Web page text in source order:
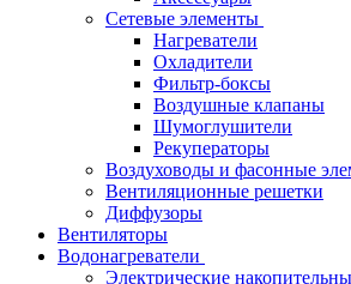
Сетевые элементы
Нагреватели
Охладители
Фильтр-боксы
Воздушные клапаны
Шумоглушители
Рекуператоры
Воздуховоды и фасонные
Вентиляционные решетки
Диффузоры
Вентиляторы
Водонагреватели
Электрические